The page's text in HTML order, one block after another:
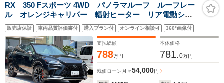
RX 350 Fスポーツ 4WD パノラマルーフ ルーフレー
ル オレンジキャリパー 輻射ヒーター リア電動シー
ト デジタルインナーミラー 置く充電 ホワイトレザ
シート アクセサリーコンセント レクサスチームメイ
トアドバンスドパーク
販売店保証 車両品質評価書付 購入プラン付 オンライン相談可 360°画像付
支払総額
788万円
本体価格
781.0万円
残価ローン 月々54,000円